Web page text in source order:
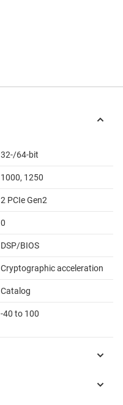
32-/64-bit
1000, 1250
2 PCIe Gen2
0
DSP/BIOS
Cryptographic acceleration
Catalog
-40 to 100